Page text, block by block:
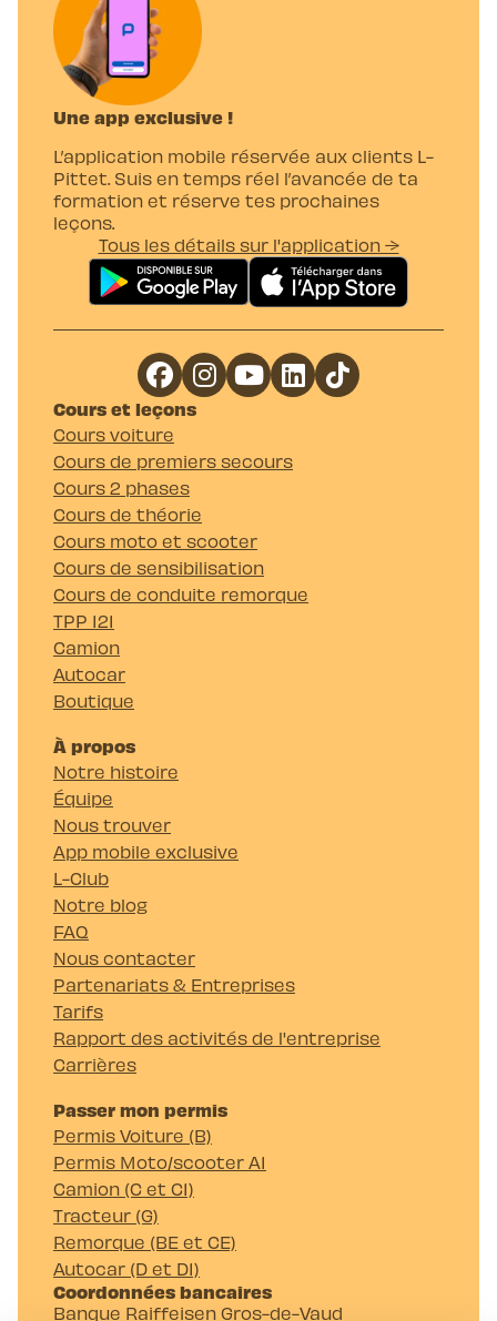
Une app exclusive !
L’application mobile réservée aux clients L-
Pittet. Suis en temps réel l’avancée de ta
formation et réserve tes prochaines
leçons.
Tous les détails sur l'application →
Cours et leçons
Cours voiture
Cours de premiers secours
Cours 2 phases
Cours de théorie
Cours moto et scooter
Cours de sensibilisation
Cours de conduite remorque
TPP 121
Camion
Autocar
Boutique
À propos
Notre histoire
Équipe
Nous trouver
App mobile exclusive
L-Club
Notre blog
FAQ
Nous contacter
Partenariats & Entreprises
Tarifs
Rapport des activités de l'entreprise
Carrières
Passer mon permis
Permis Voiture (B)
Permis Moto/scooter A1
Camion (C et C1)
Tracteur (G)
Remorque (BE et CE)
Autocar (D et D1)
Coordonnées bancaires
Banque Raiffeisen Gros-de-Vaud